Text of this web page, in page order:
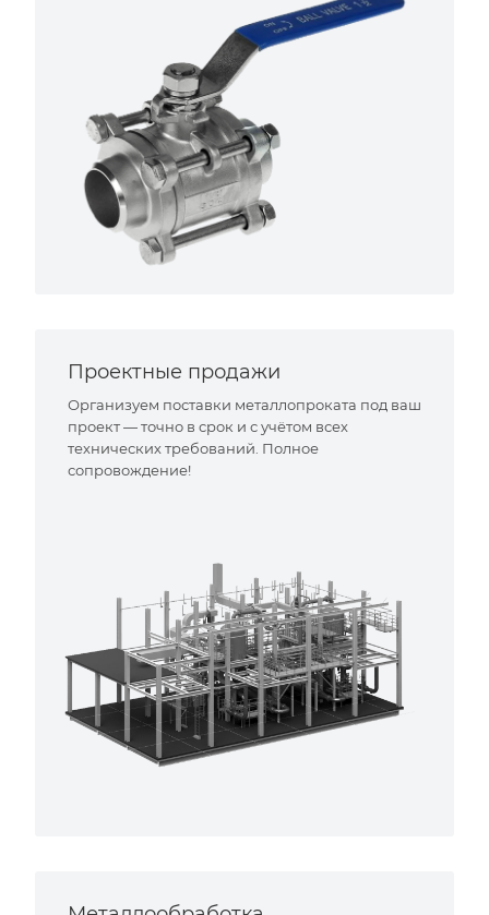
Проектные продажи
Организуем поставки металлопроката под ваш
проект — точно в срок и с учётом всех
технических требований. Полное
сопровождение!